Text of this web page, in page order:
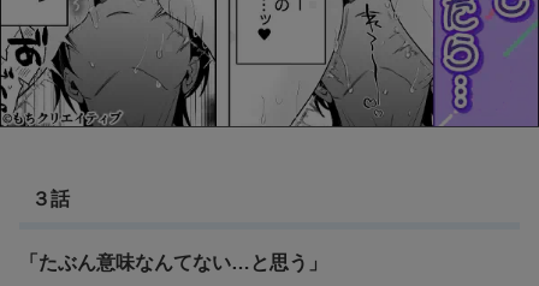
３話
「たぶん意味なんてない…と思う」